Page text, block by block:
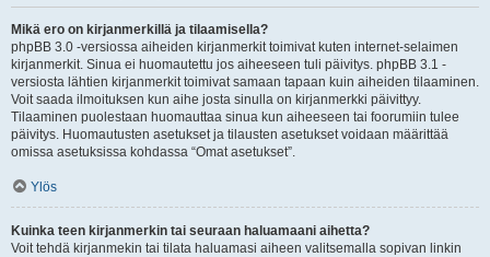
Mikä ero on kirjanmerkillä ja tilaamisella?
phpBB 3.0 -versiossa aiheiden kirjanmerkit toimivat kuten internet-selaimen
kirjanmerkit. Sinua ei huomautettu jos aiheeseen tuli päivitys. phpBB 3.1 -
versiosta lähtien kirjanmerkit toimivat samaan tapaan kuin aiheiden tilaaminen.
Voit saada ilmoituksen kun aihe josta sinulla on kirjanmerkki päivittyy.
Tilaaminen puolestaan huomauttaa sinua kun aiheeseen tai foorumiin tulee
päivitys. Huomautusten asetukset ja tilausten asetukset voidaan määrittää
omissa asetuksissa kohdassa “Omat asetukset”.
Ylös
Kuinka teen kirjanmerkin tai seuraan haluamaani aihetta?
Voit tehdä kirjanmekin tai tilata haluamasi aiheen valitsemalla sopivan linkin